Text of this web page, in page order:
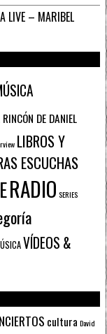
LIVE – MARIBEL
RINCÓN DE DANIEL
LIBROS Y
ESCUCHAS
RADIO SERIES
VÍDEOS &
cultura David